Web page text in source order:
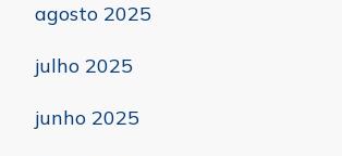
agosto 2025
julho 2025
junho 2025